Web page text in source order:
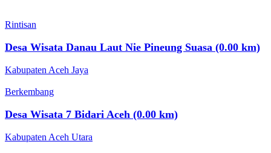
Rintisan
Desa Wisata Danau Laut Nie Pineung Suasa (0.00 km)
Kabupaten Aceh Jaya
Berkembang
Desa Wisata 7 Bidari Aceh (0.00 km)
Kabupaten Aceh Utara